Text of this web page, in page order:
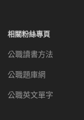
相關粉絲專頁
公職讀書方法
公職題庫網
公職英文單字